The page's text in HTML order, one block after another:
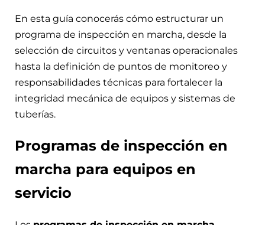
En esta guía conocerás cómo estructurar un
programa de inspección en marcha, desde la
selección de circuitos y ventanas operacionales
hasta la definición de puntos de monitoreo y
responsabilidades técnicas para fortalecer la
integridad mecánica de equipos y sistemas de
tuberías.
Programas de inspección en
marcha para equipos en
servicio